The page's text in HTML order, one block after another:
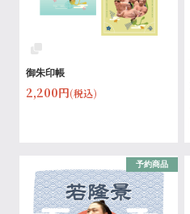
御朱印帳
2,200円(税込)
予約商品